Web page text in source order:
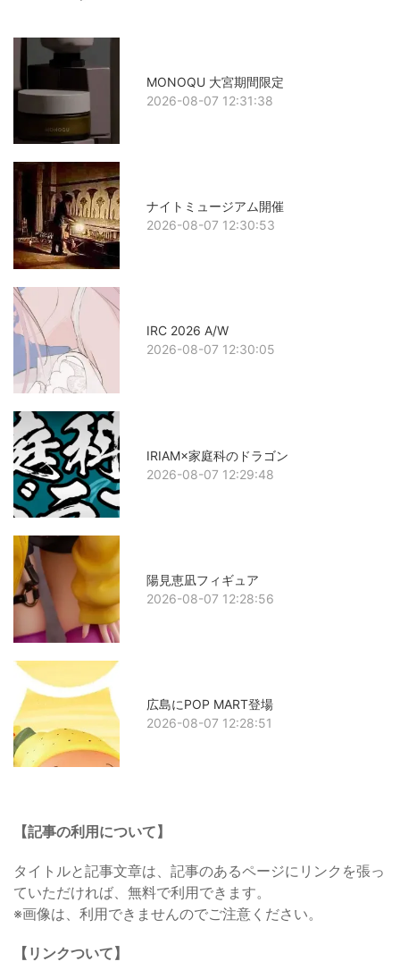
MONOQU 大宮期間限定
2026-08-07 12:31:38
ナイトミュージアム開催
2026-08-07 12:30:53
IRC 2026 A/W
2026-08-07 12:30:05
IRIAM×家庭科のドラゴン
2026-08-07 12:29:48
陽見恵凪フィギュア
2026-08-07 12:28:56
広島にPOP MART登場
2026-08-07 12:28:51
【記事の利用について】
タイトルと記事文章は、記事のあるページにリンクを張っ
ていただければ、無料で利用できます。
※画像は、利用できませんのでご注意ください。
【リンクついて】